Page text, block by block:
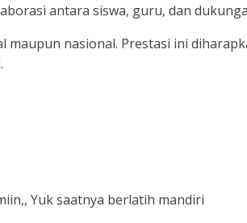
antara siswa, guru, dan
nasional. Prestasi ini
Yuk saatnya berlatih mandiri